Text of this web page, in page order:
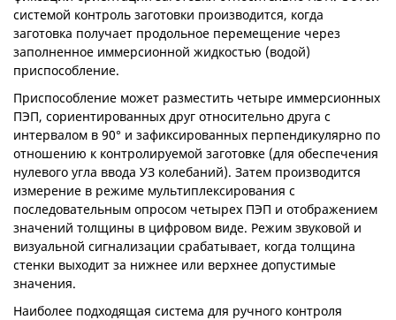
системой контроль заготовки производится, когда
заготовка получает продольное перемещение через
заполненное иммерсионной жидкостью (водой)
приспособление.
Приспособление может разместить четыре иммерсионных
ПЭП, сориентированных друг относительно друга с
интервалом в 90° и зафиксированных перпендикулярно по
отношению к контролируемой заготовке (для обеспечения
нулевого угла ввода УЗ колебаний). Затем производится
измерение в режиме мультиплексирования с
последовательным опросом четырех ПЭП и отображением
значений толщины в цифровом виде. Режим звуковой и
визуальной сигнализации срабатывает, когда толщина
стенки выходит за нижнее или верхнее допустимые
значения.
Наиболее подходящая система для ручного контроля